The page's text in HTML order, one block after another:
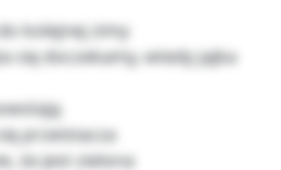
kolejnej zimy
się doczekamy, wtedy jajka
przeistacza
że jest zielona